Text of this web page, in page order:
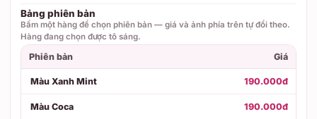
Bảng phiên bản
Bấm một hàng để chọn phiên bản — giá và ảnh phía trên tự đổi theo.
Hàng đang chọn được tô sáng.
Phiên bản Giá
Màu Xanh Mint 190.000đ
Màu Coca 190.000đ